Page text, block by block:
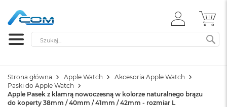
ZALOGUJ
SIĘ
Szukaj
Strona główna Apple Watch
Akcesoria Apple Watch
Paski do Apple Watch
Apple Pasek z klamrą nowoczesną w kolorze naturalnego brązu
do koperty 38mm / 40mm / 41mm / 42mm - rozmiar L